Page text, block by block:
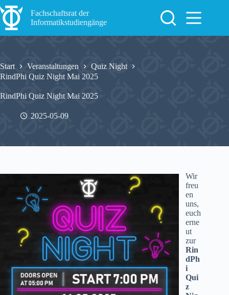
Zum
Inhalt
springen
Fachschaftsrat der
Informatikstudiengänge
Start Veranstaltungen
Quiz Night
RindPhi Quiz Night Mai 2025
RindPhi Quiz Night Mai 2025
2025-05-09
Wir
freu
en
uns,
euch
erne
ut
zur
Rin
dPh
i
Qui
z